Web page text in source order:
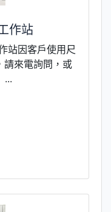
作站
站因客戶使用尺
請來電詢問，或
...